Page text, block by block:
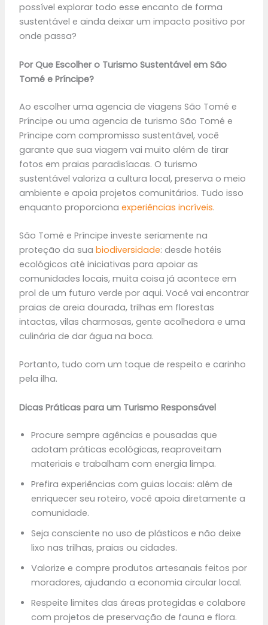
possível explorar todo esse encanto de forma
sustentável e ainda deixar um impacto positivo por
onde passa?
Por Que Escolher o Turismo Sustentável em São
Tomé e Príncipe?
Ao escolher uma agencia de viagens São Tomé e
Príncipe ou uma agencia de turismo São Tomé e
Príncipe com compromisso sustentável, você
garante que sua viagem vai muito além de tirar
fotos em praias paradisíacas. O turismo
sustentável valoriza a cultura local, preserva o meio
ambiente e apoia projetos comunitários. Tudo isso
enquanto proporciona experiências incríveis.
São Tomé e Príncipe investe seriamente na
proteção da sua biodiversidade: desde hotéis
ecológicos até iniciativas para apoiar as
comunidades locais, muita coisa já acontece em
prol de um futuro verde por aqui. Você vai encontrar
praias de areia dourada, trilhas em florestas
intactas, vilas charmosas, gente acolhedora e uma
culinária de dar água na boca.
Portanto, tudo com um toque de respeito e carinho
pela ilha.
Dicas Práticas para um Turismo Responsável
Procure sempre agências e pousadas que
adotam práticas ecológicas, reaproveitam
materiais e trabalham com energia limpa.
Prefira experiências com guias locais: além de
enriquecer seu roteiro, você apoia diretamente a
comunidade.
Seja consciente no uso de plásticos e não deixe
lixo nas trilhas, praias ou cidades.
Valorize e compre produtos artesanais feitos por
moradores, ajudando a economia circular local.
Respeite limites das áreas protegidas e colabore
com projetos de preservação de fauna e flora.